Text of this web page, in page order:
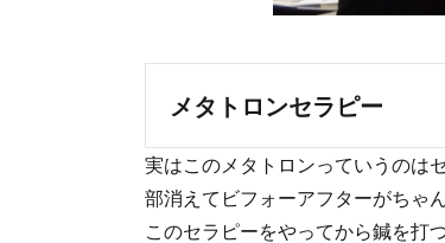
メタトロンセラピー
実はこのメタトロンっていうのは
部消えてビフォーアフターがちゃ
このセラピーをやってから鍼を打